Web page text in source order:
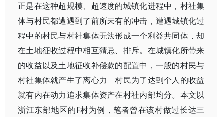
正是在这种超规模、超速度的城镇化进程中，村社集
体与村民都遭遇到了前所未有的冲击，遭遇城镇化过
程中的村民与村社集体无法形成一个利益共同体，却
在土地征收过程中相互猜忌、排斥。在城镇化所带来
的收益以及土地征收补偿款的配置中，一般的村民与
村社集体就产生了离心力，村民为了达到个人的收益
就有内在动力追求集体资产在村社内部均分。本文以
浙江东部地区的F村为例，笔者曾在该村做过长达三